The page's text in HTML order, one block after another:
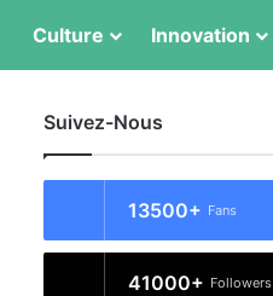
Culture Innovation
Suivez-Nous
13500+ Fans
41000+ Followers